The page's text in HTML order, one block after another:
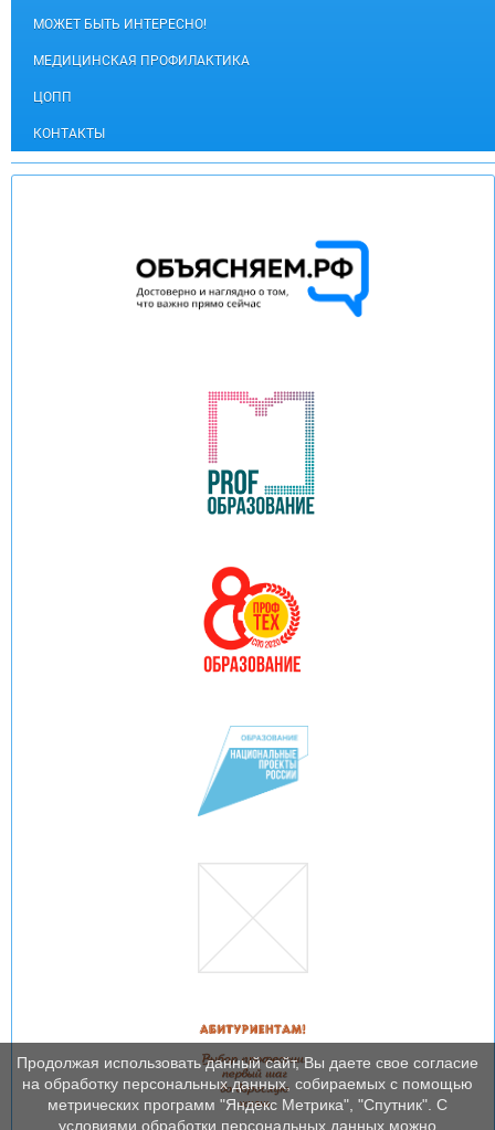
МОЖЕТ БЫТЬ ИНТЕРЕСНО!
МЕДИЦИНСКАЯ ПРОФИЛАКТИКА
ЦОПП
КОНТАКТЫ
Продолжая использовать данный сайт, Вы даете свое согласие
на обработку персональных данных, собираемых с помощью
метрических программ "Яндекс Метрика", "Спутник". С
условиями обработки персональных данных можно